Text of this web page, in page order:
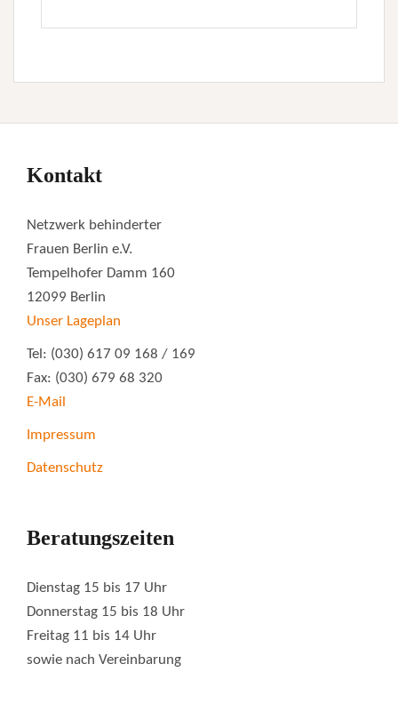
Kontakt
Netzwerk behinderter
Frauen Berlin e.V.
Tempelhofer Damm 160
12099 Berlin
Unser Lageplan
Tel: (030) 617 09 168 / 169
Fax: (030) 679 68 320
E-Mail
Impressum
Datenschutz
Beratungszeiten
Dienstag 15 bis 17 Uhr
Donnerstag 15 bis 18 Uhr
Freitag 11 bis 14 Uhr
sowie nach Vereinbarung